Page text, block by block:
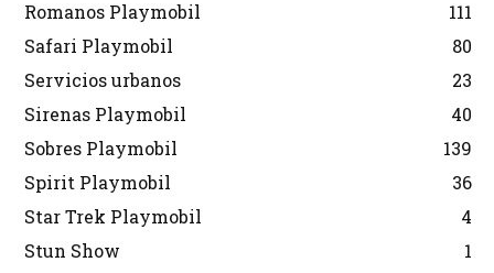
Romanos Playmobil
111
Safari Playmobil
80
Servicios urbanos
23
Sirenas Playmobil
40
Sobres Playmobil
139
Spirit Playmobil
36
Star Trek Playmobil
4
Stun Show
1